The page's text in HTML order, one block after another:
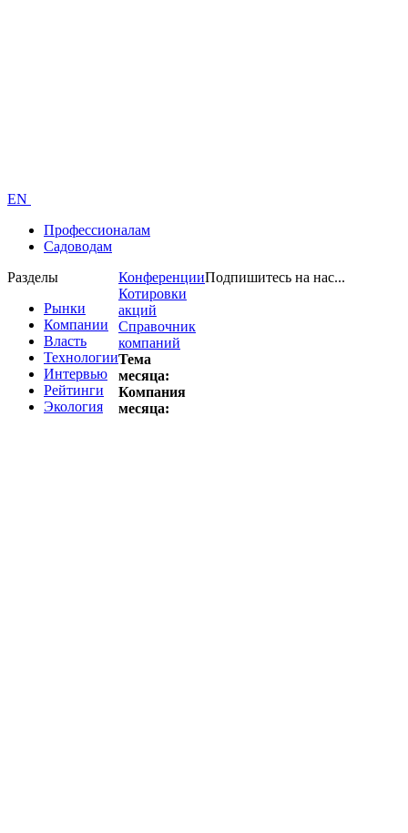
EN
Профессионалам
Садоводам
Разделы
Рынки
Компании
Власть
Технологии
Интервью
Рейтинги
Экология
Конференции
Котировки
акций
Справочник
компаний
Тема
месяца:
Компания
месяца:
Подпишитесь на нас...